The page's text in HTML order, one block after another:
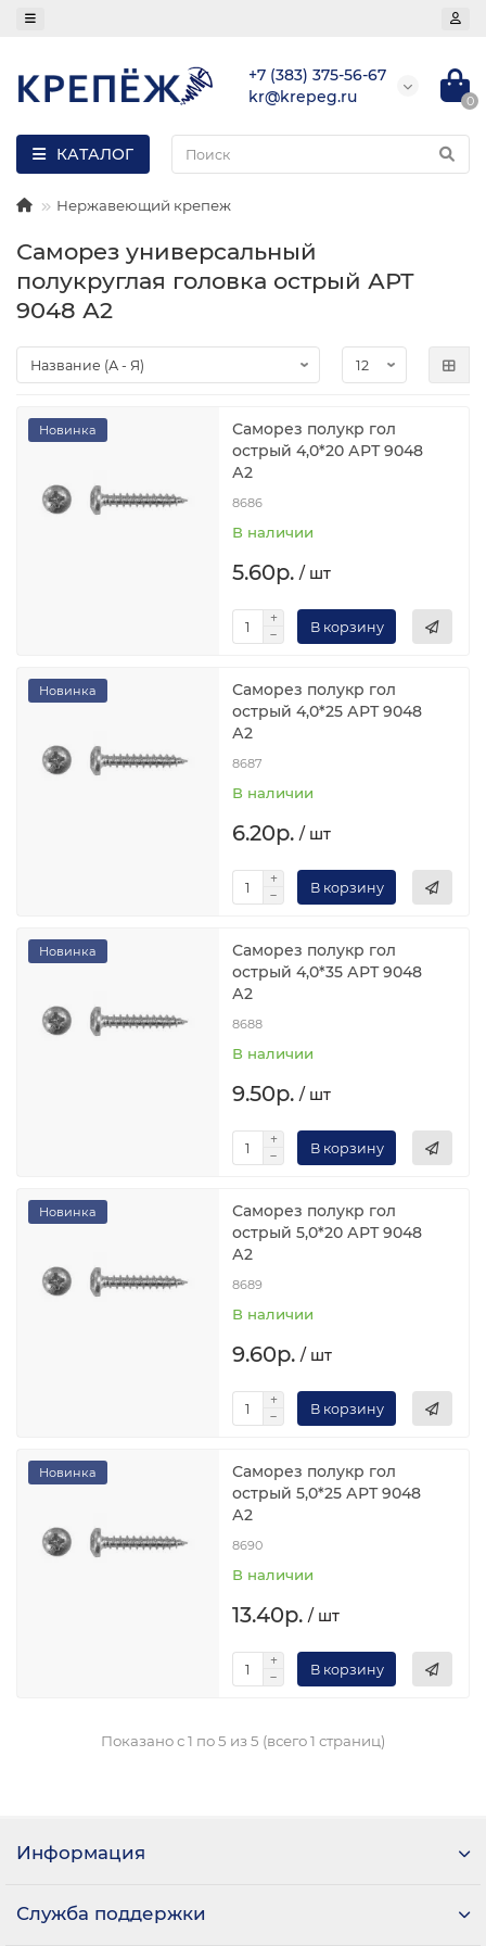
+7 (383) 375-56-67
kr@krepeg.ru
0
КАТАЛОГ
Нержавеющий крепеж
Саморез универсальный
полукруглая головка острый АРТ
9048 А2
Новинка
Саморез полукр гол
острый 4,0*20 АРТ 9048
А2
8686
В наличии
5.60р. / шт
В корзину
Новинка
Саморез полукр гол
острый 4,0*25 АРТ 9048
А2
8687
В наличии
6.20р. / шт
В корзину
Новинка
Саморез полукр гол
острый 4,0*35 АРТ 9048
А2
8688
В наличии
9.50р. / шт
В корзину
Новинка
Саморез полукр гол
острый 5,0*20 АРТ 9048
А2
8689
В наличии
9.60р. / шт
В корзину
Новинка
Саморез полукр гол
острый 5,0*25 АРТ 9048
А2
8690
В наличии
13.40р. / шт
В корзину
Показано с 1 по 5 из 5 (всего 1 страниц)
Информация
Служба поддержки